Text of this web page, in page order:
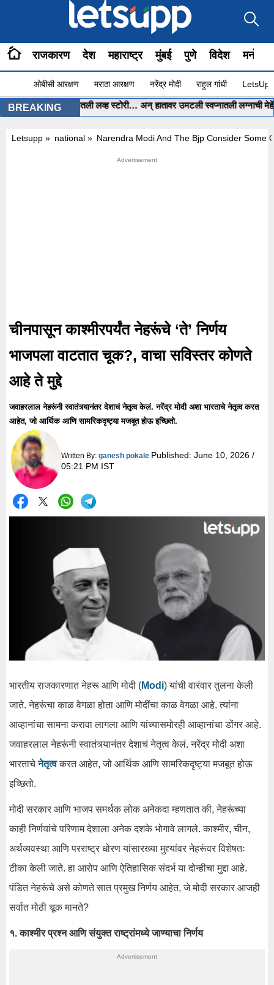
राजकारण देश महाराष्ट्र मुंबई पुणे विदेश
ओबीसी आरक्षण मराठा आरक्षण नरेंद्र मोदी राहुल गांधी
BREAKING
ला सांगितली लव्ह स्टोरी… अन् हातावर उमटली स्वप्नातली लग्नाची मेहेंदी… •
Letsupp » national » Narendra Modi And The Bjp Consider Some
चीनपासून काश्मीरपर्यंत नेहरूंचे ‘ते’ निर्णय
भाजपला वाटतात चूक?, वाचा सविस्तर कोणते
आहे ते मुद्दे
जवाहरलाल नेहरूंनी स्वातंत्र्यानंतर देशाचं नेतृत्व केलं. नरेंद्र मोदी अशा भारताचे नेतृत्व करत
आहेत, जो आर्थिक आणि सामरिकदृष्ट्या मजबूत होऊ इच्छितो.
Written By: ganesh pokale Published: June 10, 2026 /
05:21 PM IST
भारतीय राजकारणात नेहरू आणि मोदी (Modi) यांची वारंवार तुलना केली
जाते. नेहरूंचा काळ वेगळा होता आणि मोदींचा काळ वेगळा आहे. त्यांना
आव्हानांचा सामना करावा लागला आणि यांच्यासमोरही आव्हानांचा डोंगर आहे.
जवाहरलाल नेहरूंनी स्वातंत्र्यानंतर देशाचं नेतृत्व केलं. नरेंद्र मोदी अशा
भारताचेनेतृत्वकरत आहेत, जो आर्थिक आणि सामरिकदृष्ट्या मजबूत होऊ
इच्छितो.
मोदी सरकार आणि भाजप समर्थक लोक अनेकदा म्हणतात की, नेहरूंच्या
काही निर्णयांचे परिणाम देशाला अनेक दशके भोगावे लागले. काश्मीर, चीन,
अर्थव्यवस्था आणि परराष्ट्र धोरण यांसारख्या मुद्द्यांवर नेहरूंवर विशेषतः
टीका केली जाते. हा आरोप आणि ऐतिहासिक संदर्भ या दोन्हीचा मुद्दा आहे.
पंडित नेहरूंचे असे कोणते सात प्रमुख निर्णय आहेत, जे मोदी सरकार आजही
सर्वात मोठी चूक मानते?
१. काश्मीर प्रश्न आणि संयुक्त राष्ट्रांमध्ये जाण्याचा निर्णय